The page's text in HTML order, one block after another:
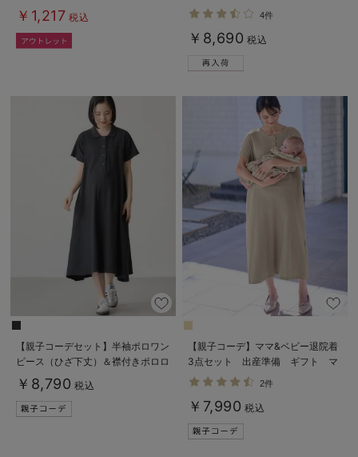
産後も長く使える】
￥1,217 税込
長く使える】
4件
￥8,690 税込
【親子コーデセット】半袖ポロワン
ピース（ひざ下丈）＆襟付きポロロ
ンパース 出産準備 ギフト マタ
ニティ・授乳服
￥8,790 税込
【親子コーデ】ママ&ベビー退院着
3点セット 出産準備 ギフト マ
タニティ・産後【出産後も長く使え
2件
￥7,990 税込